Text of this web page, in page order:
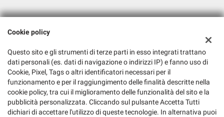
Dati fiscali:
S.S. 115, Porto Empedocle (AG)
C.F/P.IVA:02481330849
Registro delle imprese:AG
Cookie policy
Questo sito e gli strumenti di terze parti in esso integrati trattano
dati personali (es. dati di navigazione o indirizzi IP) e fanno uso di
Cookie, Pixel, Tags o altri identificatori necessari per il
funzionamento e per il raggiungimento delle finalità descritte nella
cookie policy, tra cui il miglioramento delle funzionalità del sito e la
pubblicità personalizzata. Cliccando sul pulsante Accetta Tutti
dichiari di accettare l'utilizzo di queste tecnologie. In alternativa puoi